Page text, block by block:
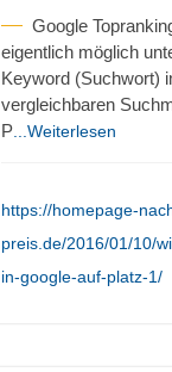
Google
eigentlich möglich
Keyword (Suchwort)
vergleichbaren
P ...Weiterlesen
https://homepage-
preis.de/2016/01/10/
in-google-auf-platz-1/